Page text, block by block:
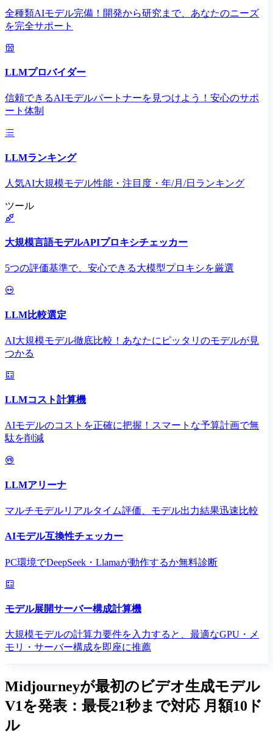
全種類AIモデル完備！開発から研究まで、あなたのニーズ
を完全サポート
LLMプロバイダー
信頼できるAIモデルパートナーを見つけよう！安心のサポ
ート体制
LLMランキング
人気AI大規模モデル性能・注目度・年/月/日ランキング
ツール
大規模言語モデルAPIプロキシチェッカー
5つの評価基準で、安心できる大模型プロキシを厳選
LLM比較選定
AI大規模モデル徹底比較！あなたにピッタリのモデルが見
つかる
LLMコスト計算機
AIモデルのコストを正確に把握！スマートな予算計画で無
駄を削減
LLMアリーナ
マルチモデルリアルタイム評価、モデル出力結果迅速比較
AIモデル互換性チェッカー
PC環境でDeepSeek・Llamaが動作するか無料診断
モデル展開サーバー構成計算機
大規模モデルの計算力要件を入力すると、最適なGPU・メ
モリ・サーバー構成を即座に推薦
Midjourneyが最初のビデオ生成モデル
V1を発表：最長21秒まで対応 月額10ド
ル